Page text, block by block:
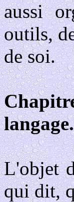
aussi
outils,
de soi.
langage.
L'objet
qui dit,